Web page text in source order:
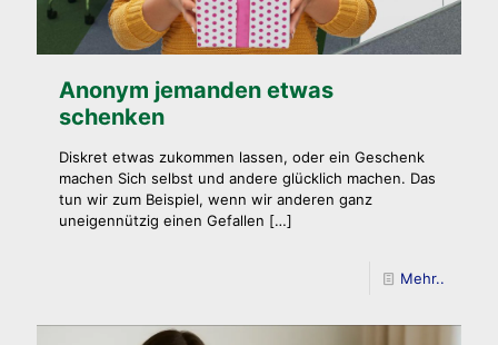
Anonym jemanden etwas
schenken
Diskret etwas zukommen lassen, oder ein Geschenk
machen Sich selbst und andere glücklich machen. Das
tun wir zum Beispiel, wenn wir anderen ganz
uneigennützig einen Gefallen […]
Mehr..